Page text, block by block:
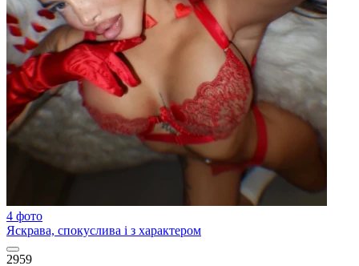
4 фото
Яскрава, спокуслива і з характером
2959